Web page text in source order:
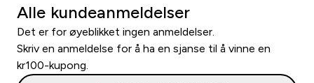
Alle kundeanmeldelser
Det er for øyeblikket ingen anmeldelser.
Skriv en anmeldelse for å ha en sjanse til å vinne en
kr100-kupong.